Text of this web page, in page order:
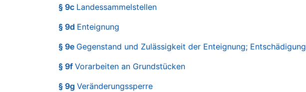
§ 9c Landessammelstellen
§ 9d Enteignung
§ 9e Gegenstand und Zulässigkeit der Enteignung; Entschädigung
§ 9f Vorarbeiten an Grundstücken
§ 9g Veränderungssperre